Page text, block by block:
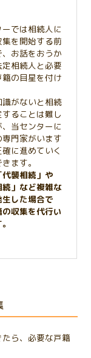
では相続人に
集を開始する前
、お話をおうか
定相続人と必要
籍の目星を付け
識がないと相続
ることは難し
、当センターに
専門家がいます
に進めていく
ます。
代襲相続」や
続」など複雑な
生した場合で
収集を代行い
ら、必要な戸籍